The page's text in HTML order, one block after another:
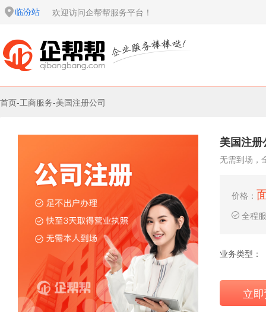
临汾站 欢迎访问企帮帮服务平台！
首页-工商服务-美国注册公司
美国注册
无需到场，
价格：
全程
业务类型：
立